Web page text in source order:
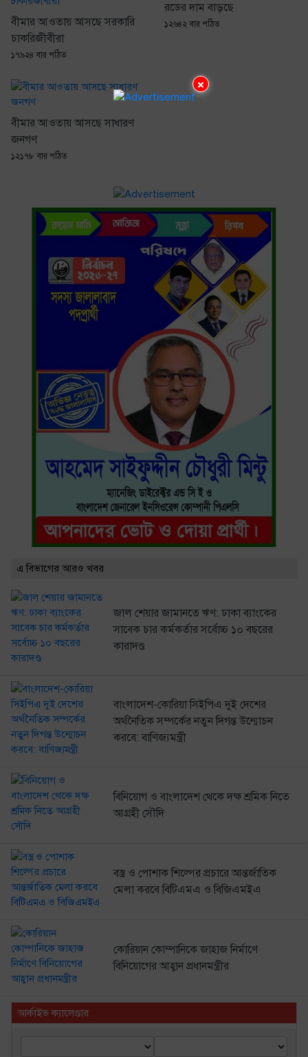
×
বীমার আওতায় আসছে সরকারি
চাকরিজীবীরা
১৭৯২৪ বার পঠিত
রডের দাম বাড়ছে
১২৬৪২ বার পঠিত
বীমার আওতায় আসছে সাধারণ
জনগণ
১২১৭৮ বার পঠিত
এ বিভাগের আরও খবর
জাল শেয়ার জামানতে ঋণ: ঢাকা ব্যাংকের
সাবেক চার কর্মকর্তার সর্বোচ্চ ১০ বছরের
কারাদণ্ড
বাংলাদেশ-কোরিয়া সিইপিএ দুই দেশের
অর্থনৈতিক সম্পর্কের নতুন দিগন্ত উন্মোচন
করবে: বাণিজ্যমন্ত্রী
বিনিয়োগ ও বাংলাদেশ থেকে দক্ষ শ্রমিক নিতে
আগ্রহী সৌদি
বস্ত্র ও পোশাক শিল্পের প্রচারে আন্তর্জাতিক
মেলা করবে বিটিএমএ ও বিজিএমইএ
কোরিয়ান কোম্পানিকে জাহাজ নির্মাণে
বিনিয়োগের আহ্বান প্রধানমন্ত্রীর
আর্কাইভ ক্যালেণ্ডার